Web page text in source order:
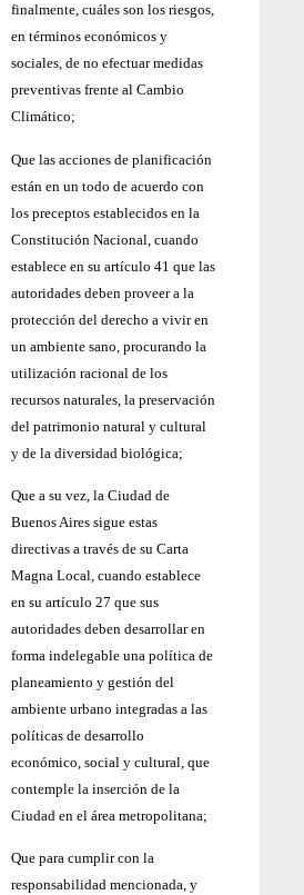
finalmente, cuáles son los riesgos,
en términos económicos y
sociales, de no efectuar medidas
preventivas frente al Cambio
Climático;
Que las acciones de planificación
están en un todo de acuerdo con
los preceptos establecidos en la
Constitución Nacional, cuando
establece en su artículo 41 que las
autoridades deben proveer a la
protección del derecho a vivir en
un ambiente sano, procurando la
utilización racional de los
recursos naturales, la preservación
del patrimonio natural y cultural
y de la diversidad biológica;
Que a su vez, la Ciudad de
Buenos Aires sigue estas
directivas a través de su Carta
Magna Local, cuando establece
en su artículo 27 que sus
autoridades deben desarrollar en
forma indelegable una política de
planeamiento y gestión del
ambiente urbano integradas a las
políticas de desarrollo
económico, social y cultural, que
contemple la inserción de la
Ciudad en el área metropolitana;
Que para cumplir con la
responsabilidad mencionada, y